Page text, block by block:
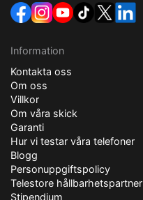
Information
Kontakta oss
Om oss
Villkor
Om våra skick
Garanti
Hur vi testar våra telefoner
Blogg
Personuppgiftspolicy
Telestore hållbarhetspartner
Stipendium